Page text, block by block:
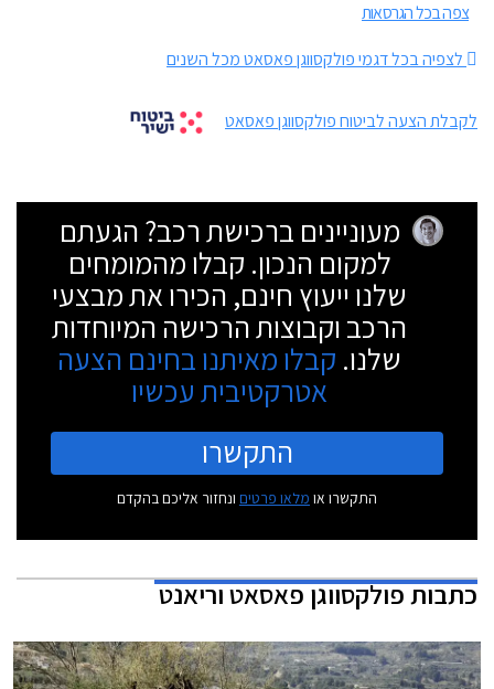
צפה בכל הגרסאות
לצפיה בכל דגמי פולקסווגן פאסאט מכל השנים
לקבלת הצעה לביטוח פולקסווגן פאסאט
מעוניינים ברכישת רכב? הגעתם
למקום הנכון. קבלו מהמומחים
שלנו ייעוץ חינם, הכירו את מבצעי
הרכב וקבוצות הרכישה המיוחדות
שלנו. קבלו מאיתנו בחינם הצעה
אטרקטיבית עכשיו
התקשרו
התקשרו או מלאו פרטים ונחזור אליכם בהקדם
כתבותפולקסווגן פאסאט וריאנט